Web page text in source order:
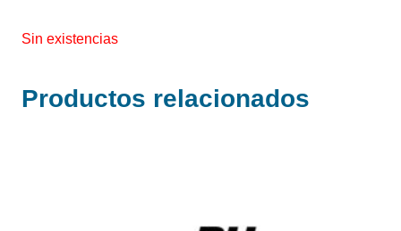
Sin existencias
Productos relacionados